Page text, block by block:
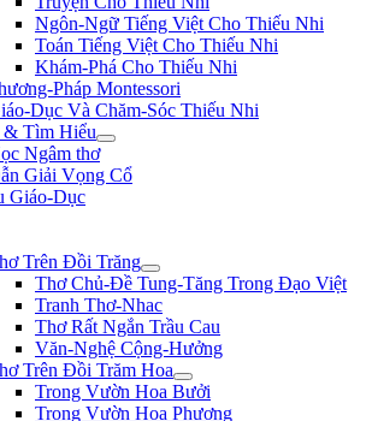
Ngôn-Ngữ Tiếng Việt Cho Thiếu Nhi
Toán Tiếng Việt Cho Thiếu Nhi
Khám-Phá Cho Thiếu Nhi
Pháp Montessori
Dục Và Chăm-Sóc Thiếu Nhi
Tìm Hiểu
Ngâm thơ
Giải Vọng Cổ
Giáo-Dục
Trên Đồi Trăng
Thơ Chủ-Đề Tung-Tăng Trong Đạo Việt
Tranh Thơ-Nhac
Thơ Rất Ngắn Trầu Cau
Văn-Nghệ Cộng-Hưởng
Trên Đồi Trăm Hoa
Trong Vườn Hoa Bưởi
Trong Vườn Hoa Phượng